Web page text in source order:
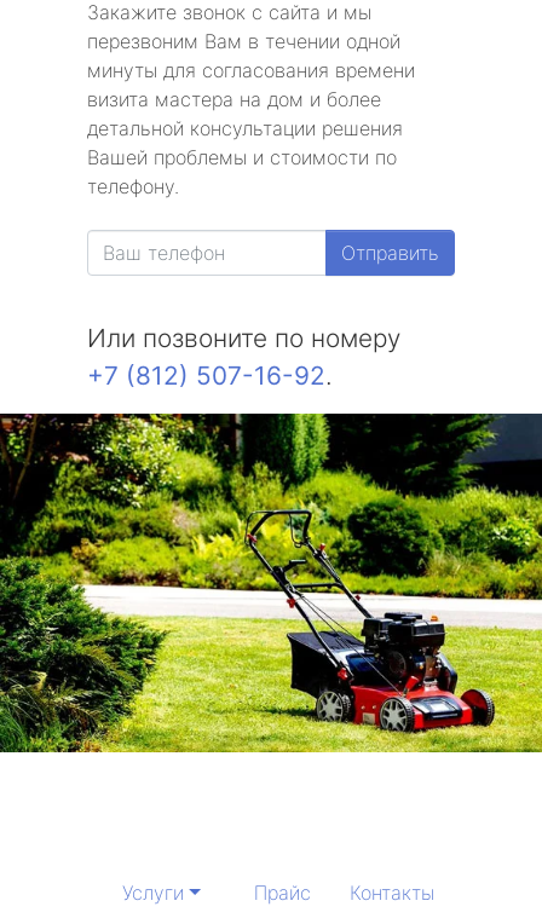
Закажите звонок с сайта и мы
перезвоним Вам в течении одной
минуты для согласования времени
визита мастера на дом и более
детальной консультации решения
Вашей проблемы и стоимости по
телефону.
Отправить
Или позвоните по номеру
+7 (812) 507-16-92.
Услуги Прайс Контакты